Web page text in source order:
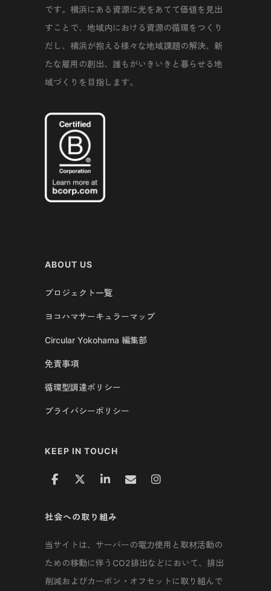
です。横浜にある資源に光をあてて価値を見出
すことで、地域内における資源の循環をつくり
だし、横浜が抱える様々な地域課題の解決、新
たな雇用の創出、誰もがいきいきと暮らせる地
域づくりを目指します。
ABOUT US
プロジェクト一覧
ヨコハマサーキュラーマップ
Circular Yokohama 編集部
免責事項
循環型調達ポリシー
プライバシーポリシー
KEEP IN TOUCH
社会への取り組み
当サイトは、サーバーの電力使用と取材活動の
ための移動に伴うCO2排出などにおいて、排出
削減およびカーボン・オフセットに取り組んで